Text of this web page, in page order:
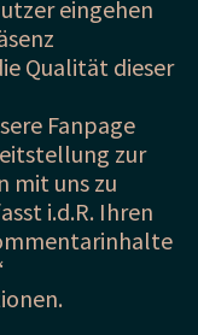
eingehen
Qualität dieser
Fanpage
zur
mit uns zu
i.d.R. Ihren